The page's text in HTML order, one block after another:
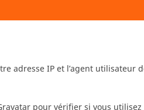
adresse IP et l’agent utilisateur
pour vérifier si vous